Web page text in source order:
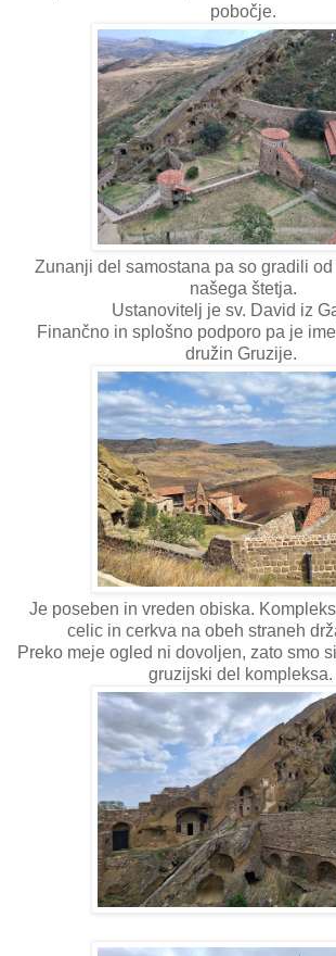
pobočje.
Zunanji del samostana pa so gradili od
našega štetja.
Ustanovitelj je sv. David iz
Finančno in splošno podporo pa je
družin Gruzije.
Je poseben in vreden obiska.
celic in cerkva na obeh straneh
Preko meje ogled ni dovoljen, zato smo
gruzijski del kompleksa.